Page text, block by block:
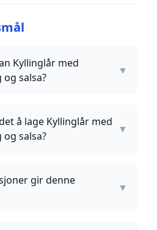
Kyllinglår med
salsa?
▼
å lage Kyllinglår med
salsa?
▼
gir denne
▼